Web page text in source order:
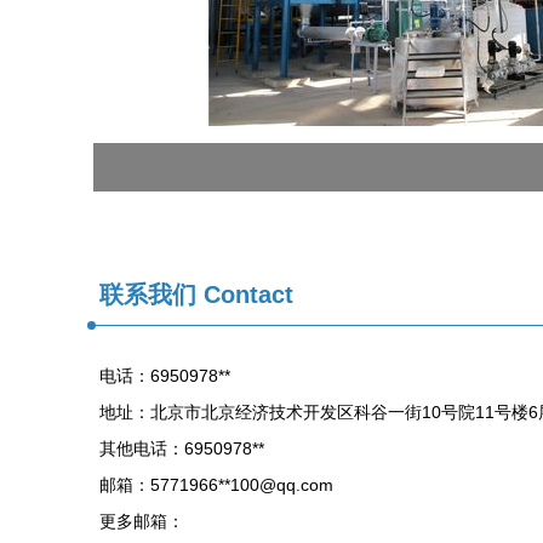
联系我们 Contact
电话：6950978**
地址：北京市北京经济技术开发区科谷一街10号院11号楼6
其他电话：6950978**
邮箱：5771966**100@qq.com
更多邮箱：